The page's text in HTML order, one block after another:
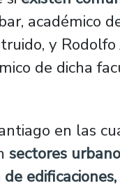
académico
y Rodolfo
de dicha
en las
sectores